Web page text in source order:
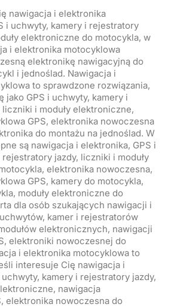
nawigacja i elektronika
i uchwyty, kamery i rejestratory
elektroniczne do motocykla, w
i elektronika motocyklowa
elektronikę nawigacyjną do
i jednoślad. Nawigacja i
to sprawdzone rozwiązania,
jako GPS i uchwyty, kamery i
i moduły elektroniczne,
GPS, elektronika nowoczesna
do montażu na jednoślad. W
są nawigacja i elektronika, GPS i
jazdy, liczniki i moduły
elektronika nowoczesna,
GPS, kamery do motocykla,
moduły elektroniczne do
dla osób szukających nawigacji i
kamer i rejestratorów
elektronicznych, nawigacji
elektroniki nowoczesnej do
i elektronika motocyklowa to
interesuje Cię nawigacja i
kamery i rejestratory jazdy,
nawigacja
elektronika nowoczesna do